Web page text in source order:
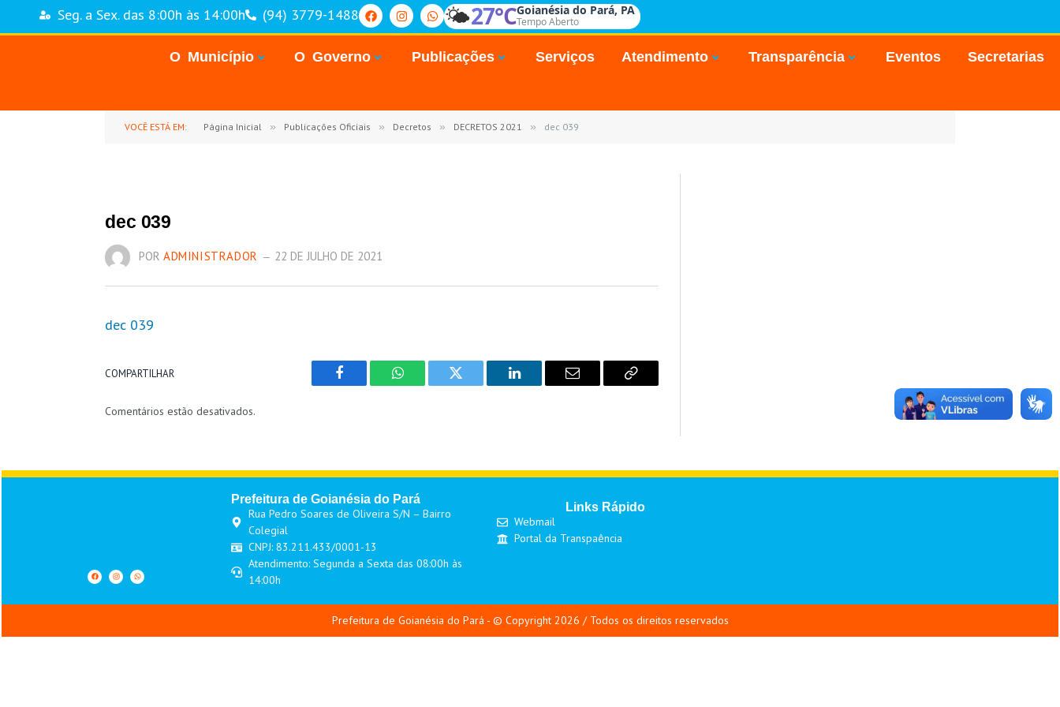
Seg. a Sex. das 8:00h às 14:00h (94) 3779-1488 🌤️27°CGoianésia do Pará, PA
Tempo Aberto
O Município O Governo Publicações Serviços Atendimento Transparência Eventos Secretarias
VOCÊ ESTÁ EM: Página Inicial » Publicações Oficiais » Decretos » DECRETOS 2021 » dec 039
dec 039
POR ADMINISTRADOR 22 DE JULHO DE 2021
dec 039
COMPARTILHAR
Facebook WhatsAppTwitter LinkedIn Email
Copy
Comentários estão desativados.
Prefeitura de Goianésia do Pará
Rua Pedro Soares de Oliveira S/N – Bairro
Colegial
CNPJ: 83.211.433/0001-13
Atendimento: Segunda a Sexta das 08:00h às
14:00h
Links Rápido
Webmail
Portal da Transpaência
Prefeitura de Goianésia do Pará - © Copyright 2026 / Todos os direitos reservados